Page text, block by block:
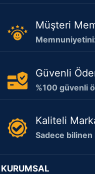
Müşteri
Güvenli
%100 güvenli
Kaliteli
Sadece
KURUMSAL